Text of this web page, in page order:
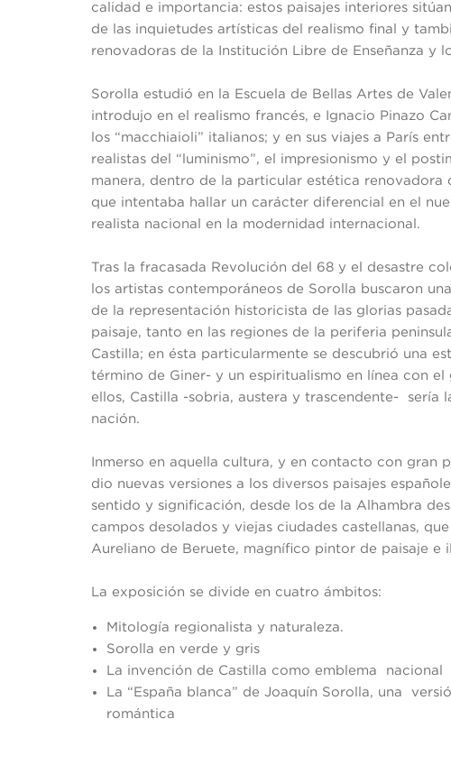
calidad e importancia: estos paisajes interiores
de las inquietudes artísticas del realismo final y
renovadoras de la Institución Libre de Enseñanza y
Sorolla estudió en la Escuela de Bellas Artes de
introdujo en el realismo francés, e Ignacio Pinazo
los “macchiaioli” italianos; y en sus viajes a París
realistas del “luminismo”, el impresionismo y el
manera, dentro de la particular estética renovadora
que intentaba hallar un carácter diferencial en el
realista nacional en la modernidad internacional.
Tras la fracasada Revolución del 68 y el desastre
los artistas contemporáneos de Sorolla buscaron
de la representación historicista de las glorias
paisaje, tanto en las regiones de la periferia
Castilla; en ésta particularmente se descubrió una
término de Giner- y un espiritualismo en línea con
ellos, Castilla -sobria, austera y trascendente- sería
nación.
Inmerso en aquella cultura, y en contacto con gran
dio nuevas versiones a los diversos paisajes
sentido y significación, desde los de la Alhambra
campos desolados y viejas ciudades castellanas,
Aureliano de Beruete, magnífico pintor de paisaje e
La exposición se divide en cuatro ámbitos:
Mitología regionalista y naturaleza.
Sorolla en verde y gris
La invención de Castilla como emblema nacional
La “España blanca” de Joaquín Sorolla, una
romántica